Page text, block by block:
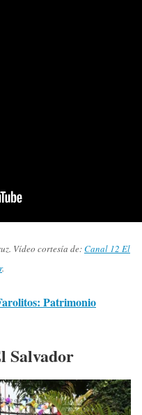
Vídeo cortesía de:Canal 12 El
.
Patrimonio
Salvador